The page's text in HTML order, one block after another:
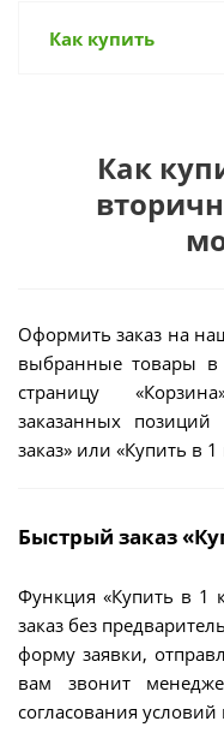
Как купить
Как
Оформить заказ на
выбранные товары в
страницу
заказанных
заказ» или «Купить в 1
Быстрый заказ
Функция «Купить в 1
заказ без
форму заявки,
вам звонит
согласования